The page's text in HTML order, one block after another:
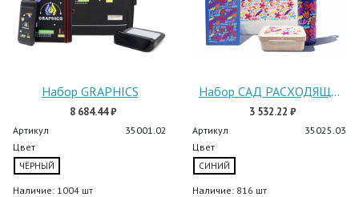
Набор GRAPHICS
8 684.44 ₽
Артикул
35001.02
Цвет
ЧЁРНЫЙ
Наличие: 1004 шт
Набор САД РАСХОДЯЩИХСЯ ТРОПОК 1
3 532.22 ₽
Артикул
35025.03
Цвет
СИНИЙ
Наличие: 816 шт